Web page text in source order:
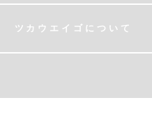
ツカウエイゴについて